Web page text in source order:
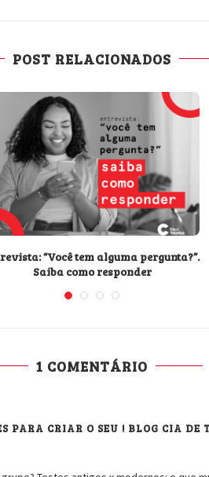
POST RELACIONADOS
“Você tem alguma pergunta?”.
Saiba como responder
1 COMENTÁRIO
PARA CRIAR O SEU ! BLOG CIA DE